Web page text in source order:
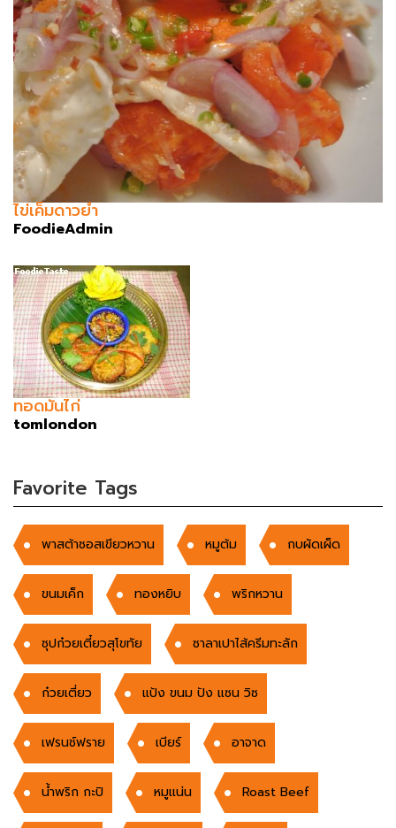
ไข่เค็มดาวยำ
FoodieAdmin
ทอดมันไก่
tomlondon
Favorite Tags
พาสต้าซอสเขียวหวาน หมูต้ม กบผัดเผ็ด
ขนมเค็ก ทองหยิบ พริกหวาน
ซุปก๋วยเตี๋ยวสุโขทัย ซาลาเปาไส้ครีมทะลัก
ก๋วยเตี่ยว แป้ง ขนม ปัง แซน วิซ
เฟรนช์ฟราย เบียร์ อาจาด
น้ำพริก กะปิ หมูเเน่น Roast Beef